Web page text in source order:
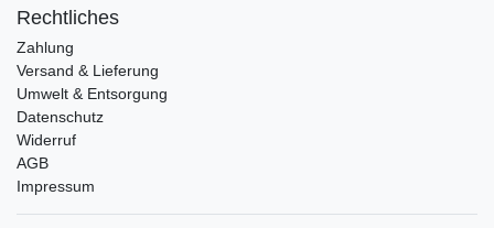
Rechtliches
Zahlung
Versand & Lieferung
Umwelt & Entsorgung
Datenschutz
Widerruf
AGB
Impressum